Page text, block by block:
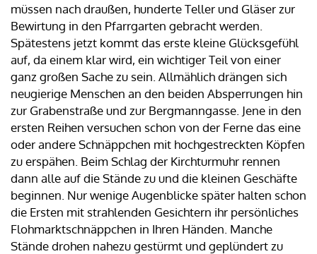
müssen nach draußen, hunderte Teller und Gläser zur
Bewirtung in den Pfarrgarten gebracht werden.
Spätestens jetzt kommt das erste kleine Glücksgefühl
auf, da einem klar wird, ein wichtiger Teil von einer
ganz großen Sache zu sein. Allmählich drängen sich
neugierige Menschen an den beiden Absperrungen hin
zur Grabenstraße und zur Bergmanngasse. Jene in den
ersten Reihen versuchen schon von der Ferne das eine
oder andere Schnäppchen mit hochgestreckten Köpfen
zu erspähen. Beim Schlag der Kirchturmuhr rennen
dann alle auf die Stände zu und die kleinen Geschäfte
beginnen. Nur wenige Augenblicke später halten schon
die Ersten mit strahlenden Gesichtern ihr persönliches
Flohmarktschnäppchen in Ihren Händen. Manche
Stände drohen nahezu gestürmt und geplündert zu